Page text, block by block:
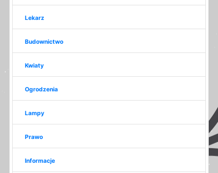
Lekarz
Budownictwo
Kwiaty
Ogrodzenia
Lampy
Prawo
Informacje